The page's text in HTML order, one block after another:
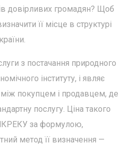
довірливих громадян? Щоб
її місце в структурі
з постачання природного
інституту, і являє
покупцем і продавцем, де
послугу. Ціна такого
за формулою,
метод її визначення —